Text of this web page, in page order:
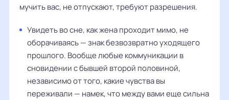
мучить вас, не отпускают, требуют разрешения.
Увидеть во сне, как жена проходит мимо, не
оборачиваясь — знак безвозвратно уходящего
прошлого. Вообще любые коммуникации в
сновидении с бывшей второй половиной,
независимо от того, какие чувства вы
переживали — намек, что между вами еще сильна